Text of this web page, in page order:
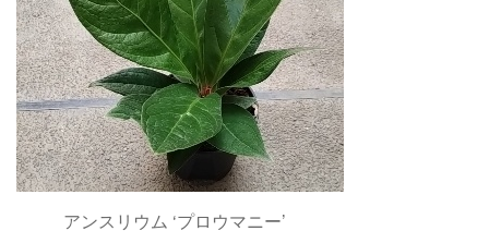
アンスリウム ‘プロウマニー’